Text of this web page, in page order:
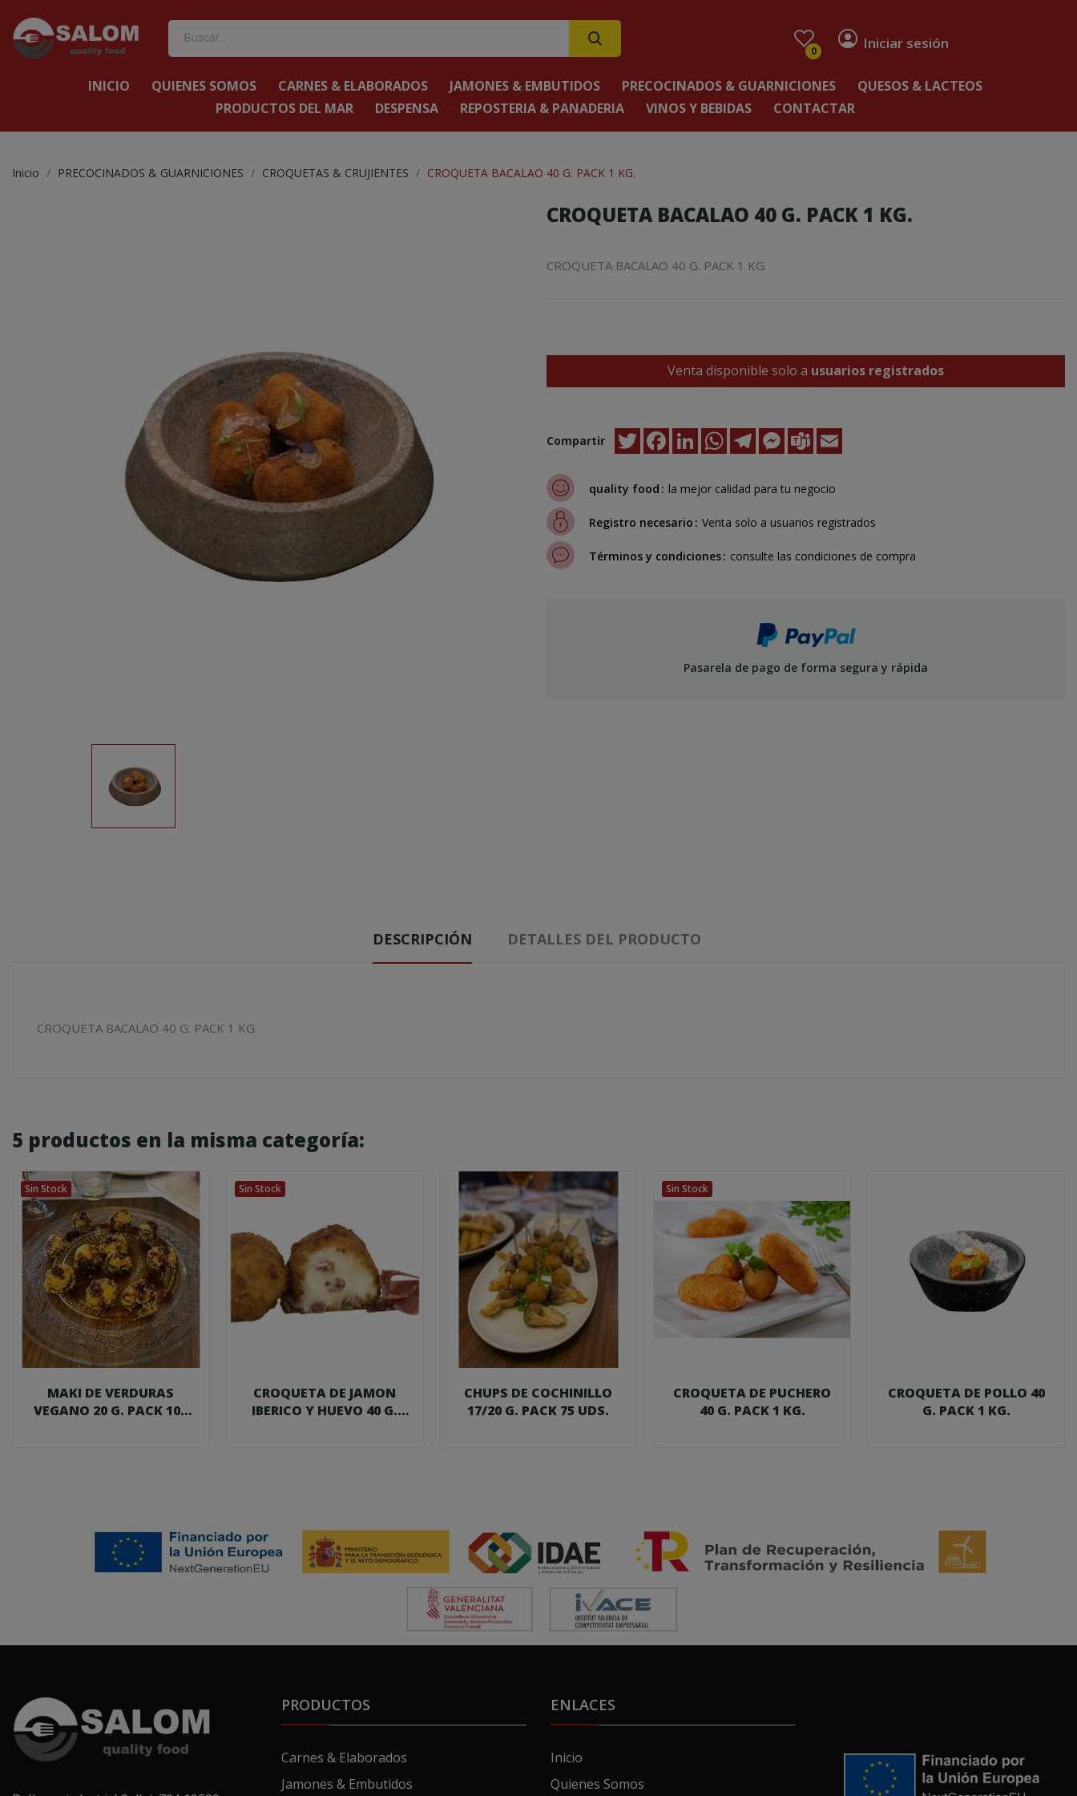
0 Iniciar sesión
INICIO QUIENES SOMOS CARNES & ELABORADOS JAMONES & EMBUTIDOS PRECOCINADOS & GUARNICIONES
QUESOS & LACTEOS
PRODUCTOS DEL MAR
DESPENSA REPOSTERIA & PANADERIA VINOS Y BEBIDAS CONTACTAR
Inicio PRECOCINADOS & GUARNICIONES CROQUETAS & CRUJIENTES CROQUETA BACALAO 40 G. PACK 1 KG.
CROQUETA BACALAO 40 G. PACK 1 KG.
CROQUETA BACALAO 40 G. PACK 1 KG.
Venta disponible solo a usuarios registrados
Compartir TwitterFacebookLinkedInWhatsAppTelegramMessenger
Teams
quality food la mejor calidad para tu negocio
Registro necesario Venta solo a usuarios registrados
Términos y condiciones consulte las condiciones de compra
Pasarela de pago de forma segura y rápida
DESCRIPCIÓN DETALLES DEL PRODUCTO
CROQUETA BACALAO 40 G. PACK 1 KG.
5 productos en la misma categoría:
Sin Stock
MAKI DE VERDURAS
VEGANO 20 G. PACK 100
Sin Stock
CROQUETA DE JAMON
IBERICO Y HUEVO 40 G.
CHUPS DE COCHINILLO
17/20 G. PACK 75 UDS.
Sin Stock
CROQUETA DE PUCHERO
40 G. PACK 1 KG.
CROQUETA DE POLLO 40
G. PACK 1 KG.
PRODUCTOS
Carnes & Elaborados
Jamones & Embutidos
ENLACES
Inicio
Quienes Somos